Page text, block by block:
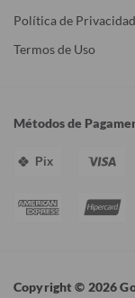
Política de
Termos de Uso
Métodos de
Pix
Copyright © 2026